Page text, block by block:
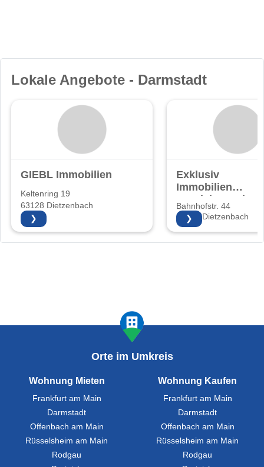
Lokale Angebote - Darmstadt
GIEBL Immobilien
Keltenring 19
63128 Dietzenbach
❯
Exklusiv
Immobilien
Vertriebs GmbH
Bahnhofstr. 44
63128 Dietzenbach
❯
Orte im Umkreis
Wohnung Mieten
Frankfurt am Main
Darmstadt
Offenbach am Main
Rüsselsheim am Main
Rodgau
Wohnung Kaufen
Frankfurt am Main
Darmstadt
Offenbach am Main
Rüsselsheim am Main
Rodgau